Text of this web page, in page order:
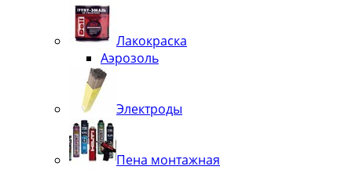
Лакокраска
Аэрозоль
Электроды
Пена монтажная